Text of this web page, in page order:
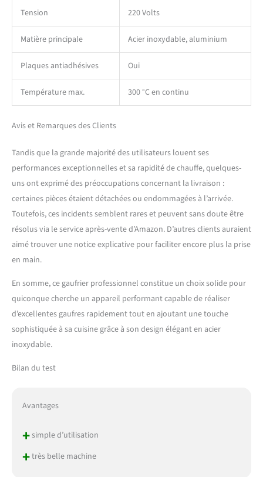
séduisante. Chocolat,
bonbons et autres
décorations peuvent être
ajoutés librement pour
ajouter du goût aux gaufres
chaudes. Bon choix pour les
boulangeries, restaurants,
kiosques, cantines, etc.
Tension 220 Volts
Matière principale Acier inoxydable, aluminium
Plaques antiadhésives Oui
Température max. 300 °C en continu
Avis et Remarques des Clients
Tandis que la grande majorité des utilisateurs louent ses
performances exceptionnelles et sa rapidité de chauffe, quelques-
uns ont exprimé des préoccupations concernant la livraison :
certaines pièces étaient détachées ou endommagées à l’arrivée.
Toutefois, ces incidents semblent rares et peuvent sans doute être
résolus via le service après-vente d’Amazon. D’autres clients auraient
aimé trouver une notice explicative pour faciliter encore plus la prise
en main.
En somme, ce gaufrier professionnel constitue un choix solide pour
quiconque cherche un appareil performant capable de réaliser
d’excellentes gaufres rapidement tout en ajoutant une touche
sophistiquée à sa cuisine grâce à son design élégant en acier
inoxydable.
Bilan du test
Avantages
+simple d’utilisation
+très belle machine